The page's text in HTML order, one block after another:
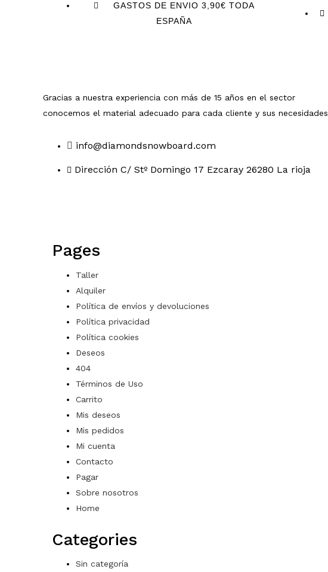
GASTOS DE ENVIO 3,90€ TODA
ESPAÑA
Gracias a nuestra experiencia con más de 15 años en el sector
conocemos el material adecuado para cada cliente y sus necesidades
info@diamondsnowboard.com
Dirección C/ Stº Domingo 17 Ezcaray 26280 La rioja
Pages
Taller
Alquiler
Política de envíos y devoluciones
Política privacidad
Política cookies
Deseos
404
Términos de Uso
Carrito
Mis deseos
Mis pedidos
Mi cuenta
Contacto
Pagar
Sobre nosotros
Home
Categories
Sin categoría